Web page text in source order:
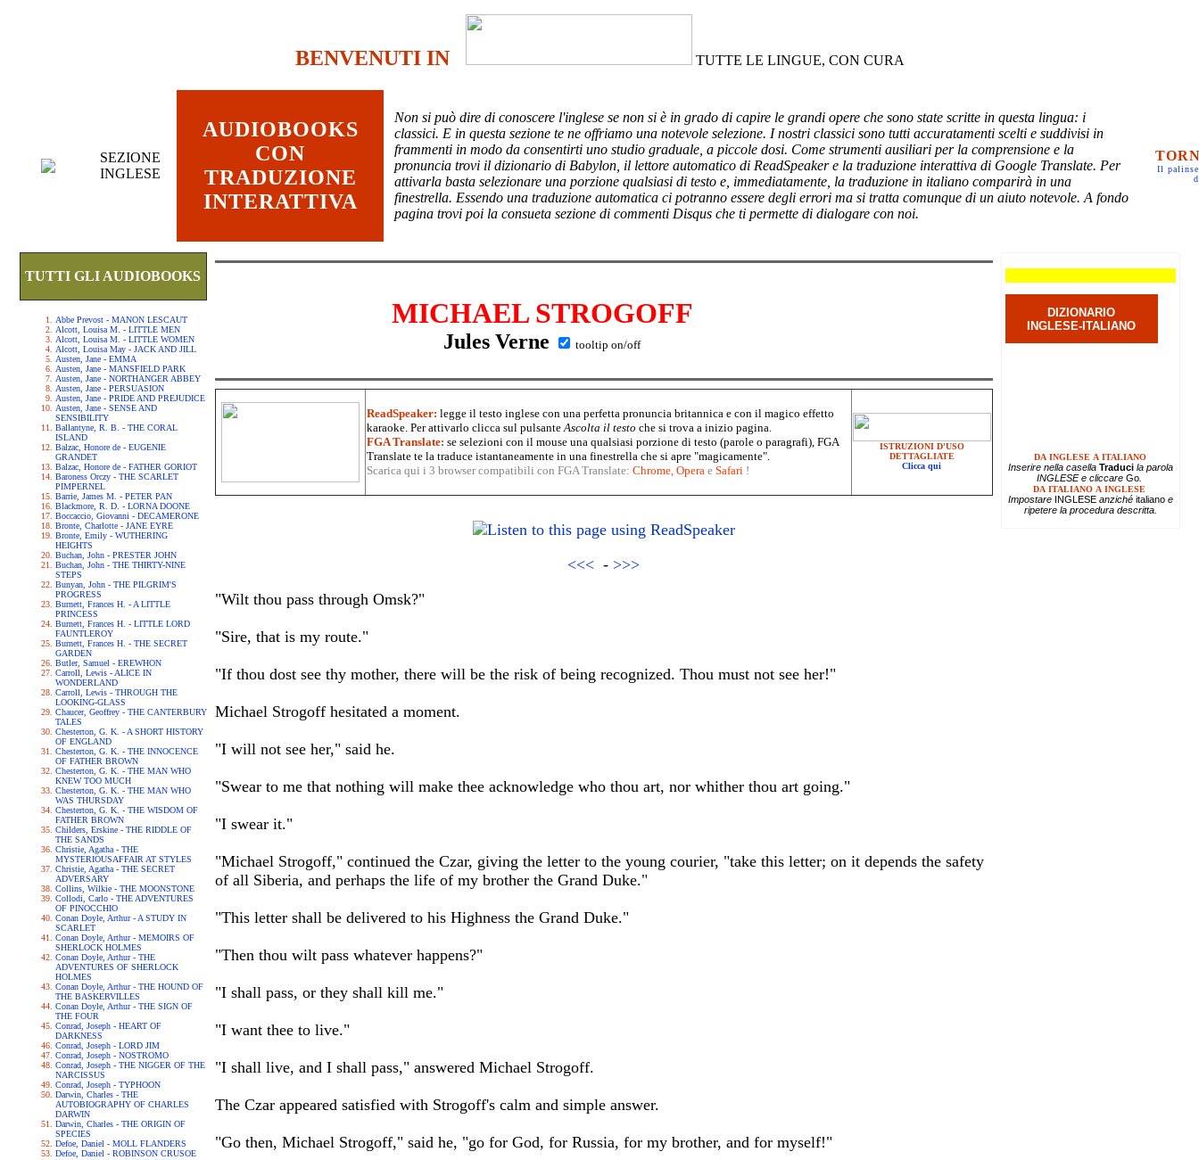
BENVENUTI IN TUTTE LE LINGUE, CON CURA
SEZIONE
INGLESE
AUDIOBOOKS
CON
TRADUZIONE
INTERATTIVA
Non si può dire di conoscere l'inglese se non si è in grado di capire le grandi opere che sono state scritte in questa lingua: i
classici. E in questa sezione te ne offriamo una notevole selezione. I nostri classici sono tutti accuratamenti scelti e suddivisi in
frammenti in modo da consentirti uno studio graduale, a piccole dosi. Come strumenti ausiliari per la comprensione e la
pronuncia trovi il dizionario di Babylon, il lettore automatico di ReadSpeaker e la traduzione interattiva di Google Translate. Per
attivarla basta selezionare una porzione qualsiasi di testo e, immediatamente, la traduzione in italiano comparirà in una
finestrella. Essendo una traduzione automatica ci potranno essere degli errori ma si tratta comunque di un aiuto notevole. A fondo
pagina trovi poi la consueta sezione di commenti Disqus che ti permette di dialogare con noi.
Il
TUTTI GLI AUDIOBOOKS
Abbe Prevost - MANON LESCAUT
Alcott, Louisa M. - LITTLE MEN
Alcott, Louisa M. - LITTLE WOMEN
Alcott, Louisa May - JACK AND JILL
Austen, Jane - EMMA
Austen, Jane - MANSFIELD PARK
Austen, Jane - NORTHANGER ABBEY
Austen, Jane - PERSUASION
Austen, Jane - PRIDE AND PREJUDICE
Austen, Jane - SENSE AND
SENSIBILITY
Ballantyne, R. B. - THE CORAL
ISLAND
Balzac, Honore de - EUGENIE
GRANDET
Balzac, Honore de - FATHER GORIOT
Baroness Orczy - THE SCARLET
PIMPERNEL
Barrie, James M. - PETER PAN
Blackmore, R. D. - LORNA DOONE
Boccaccio, Giovanni - DECAMERONE
Bronte, Charlotte - JANE EYRE
Bronte, Emily - WUTHERING
HEIGHTS
Buchan, John - PRESTER JOHN
Buchan, John - THE THIRTY-NINE
STEPS
Bunyan, John - THE PILGRIM'S
PROGRESS
Burnett, Frances H. - A LITTLE
PRINCESS
Burnett, Frances H. - LITTLE LORD
FAUNTLEROY
Burnett, Frances H. - THE SECRET
GARDEN
Butler, Samuel - EREWHON
Carroll, Lewis - ALICE IN
WONDERLAND
Carroll, Lewis - THROUGH THE
LOOKING-GLASS
Chaucer, Geoffrey - THE CANTERBURY
TALES
Chesterton, G. K. - A SHORT HISTORY
OF ENGLAND
Chesterton, G. K. - THE INNOCENCE
OF FATHER BROWN
Chesterton, G. K. - THE MAN WHO
KNEW TOO MUCH
Chesterton, G. K. - THE MAN WHO
WAS THURSDAY
Chesterton, G. K. - THE WISDOM OF
FATHER BROWN
Childers, Erskine - THE RIDDLE OF
THE SANDS
Christie, Agatha - THE
MYSTERIOUSAFFAIR AT STYLES
Christie, Agatha - THE SECRET
ADVERSARY
Collins, Wilkie - THE MOONSTONE
Collodi, Carlo - THE ADVENTURES
OF PINOCCHIO
Conan Doyle, Arthur - A STUDY IN
SCARLET
Conan Doyle, Arthur - MEMOIRS OF
SHERLOCK HOLMES
Conan Doyle, Arthur - THE
ADVENTURES OF SHERLOCK
HOLMES
Conan Doyle, Arthur - THE HOUND OF
THE BASKERVILLES
Conan Doyle, Arthur - THE SIGN OF
THE FOUR
Conrad, Joseph - HEART OF
DARKNESS
Conrad, Joseph - LORD JIM
Conrad, Joseph - NOSTROMO
Conrad, Joseph - THE NIGGER OF THE
NARCISSUS
Conrad, Joseph - TYPHOON
Darwin, Charles - THE
AUTOBIOGRAPHY OF CHARLES
DARWIN
Darwin, Charles - THE ORIGIN OF
SPECIES
Defoe, Daniel - MOLL FLANDERS
Defoe, Daniel - ROBINSON CRUSOE
MICHAEL STROGOFF
Jules Verne tooltip on/off
ReadSpeaker: legge il testo inglese con una perfetta pronuncia britannica e con il magico effetto
karaoke. Per attivarlo clicca sul pulsanteAscolta il testo che si trova a inizio pagina.
FGA Translate: se selezioni con il mouse una qualsiasi porzione di testo (parole o paragrafi), FGA
Translate te la traduce istantaneamente in una finestrella che si apre "magicamente".
Scarica qui i 3 browser compatibili con FGA Translate: Chrome, Operae Safari !
ISTRUZIONI D'USO
DETTAGLIATE
Clicca qui
<<< - >>>
"Wilt thou pass through Omsk?"
"Sire, that is my route."
"If thou dost see thy mother, there will be the risk of being recognized. Thou must not see her!"
Michael Strogoff hesitated a moment.
"I will not see her," said he.
"Swear to me that nothing will make thee acknowledge who thou art, nor whither thou art going."
"I swear it."
"Michael Strogoff," continued the Czar, giving the letter to the young courier, "take this letter; on it depends the safety
of all Siberia, and perhaps the life of my brother the Grand Duke."
"This letter shall be delivered to his Highness the Grand Duke."
"Then thou wilt pass whatever happens?"
"I shall pass, or they shall kill me."
"I want thee to live."
"I shall live, and I shall pass," answered Michael Strogoff.
The Czar appeared satisfied with Strogoff's calm and simple answer.
"Go then, Michael Strogoff," said he, "go for God, for Russia, for my brother, and for myself!"
DIZIONARIO
INGLESE-ITALIANO
DA INGLESE A ITALIANO
Inserire nella casella Traducila parola
INGLESE e cliccare Go.
DA ITALIANO A INGLESE
Impostare INGLESEanziché italianoe
ripetere la procedura descritta.